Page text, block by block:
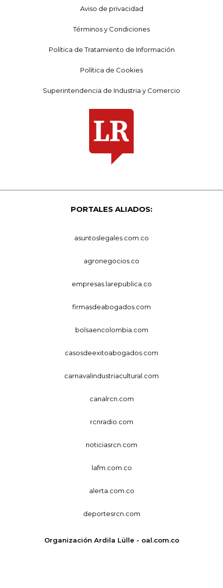
Aviso de privacidad
Términos y Condiciones
Política de Tratamiento de Información
Política de Cookies
Superintendencia de Industria y Comercio
PORTALES ALIADOS:
asuntoslegales.com.co
agronegocios.co
empresas.larepublica.co
firmasdeabogados.com
bolsaencolombia.com
casosdeexitoabogados.com
carnavalindustriacultural.com
canalrcn.com
rcnradio.com
noticiasrcn.com
lafm.com.co
alerta.com.co
deportesrcn.com
Organización Ardila Lülle - oal.com.co